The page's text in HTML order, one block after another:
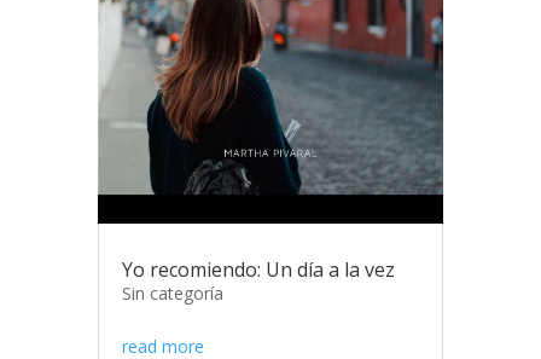
Yo recomiendo: Un día a la vez
Sin categoría
read more